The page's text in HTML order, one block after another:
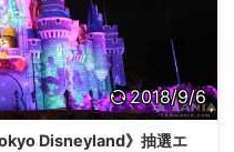
2018/9/6
Disneyland》抽選エ